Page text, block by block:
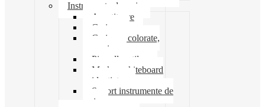
Instrumente de scris
Ascutitoare
Carioca
Creioane colorate,
mecanice
Pix roller stilou
Marker whiteboard
evidentiator
Suport instrumente de
scris